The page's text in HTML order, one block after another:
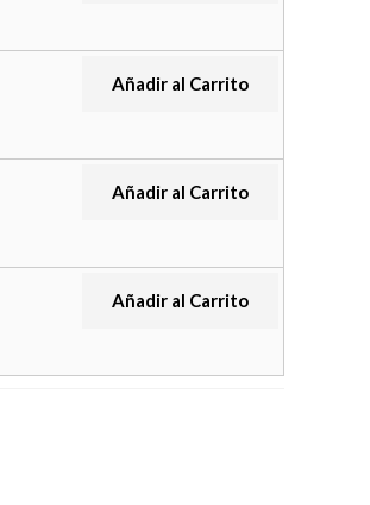
Añadir al Carrito
Añadir al Carrito
Añadir al Carrito